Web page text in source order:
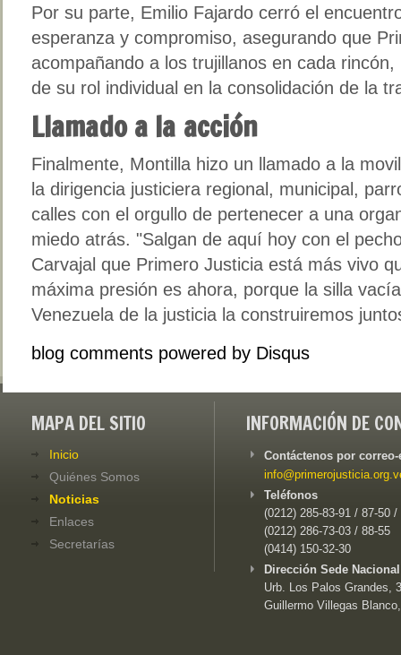
Por su parte, Emilio Fajardo cerró el
esperanza y compromiso, asegurando que
acompañando a los trujillanos en cada
de su rol individual en la consolidación de la
Llamado a la acción
Finalmente, Montilla hizo un llamado a la
la dirigencia justiciera regional, municipal,
calles con el orgullo de pertenecer a una
miedo atrás. "Salgan de aquí hoy con el
Carvajal que Primero Justicia está más vivo
máxima presión es ahora, porque la silla
Venezuela de la justicia la construiremos
blog comments powered by Disqus
MAPA DEL SITIO
Inicio
Quiénes Somos
Noticias
Enlaces
Secretarías
INFORMACIÓN DE
Contáctenos por
Teléfonos
(0212) 285-83-91 / 87-50 /
(0212) 286-73-03 / 88-55
(0414) 150-32-30
Dirección Sede
Urb. Los Palos Grandes,
Guillermo Villegas